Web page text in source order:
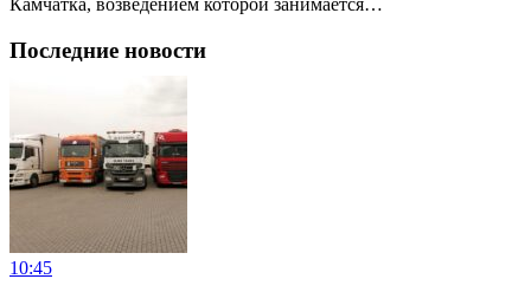
Камчатка, возведением которой занимается…
Последние новости
10:45